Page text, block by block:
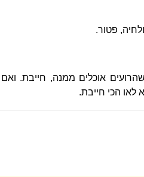
פטור.
אוכלים ממנה, חייבת.
לאו הכי חייבת.